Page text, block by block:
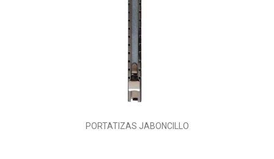
PORTATIZAS JABONCILLO